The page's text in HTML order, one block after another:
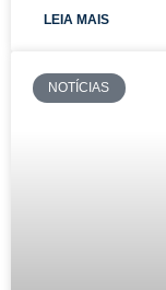
LEIA MAIS
NOTÍCIAS